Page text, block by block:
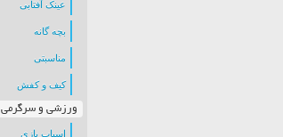
عینک آفتابی
بچه گانه
مناسبتی
کیف و کفش
ورزشی و سرگرمی
اسباب بازی